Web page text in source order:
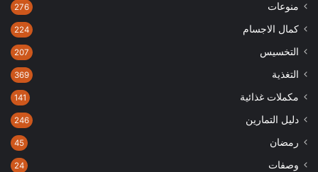
منوعات 276
كمال الاجسام 224
التخسيس 207
التغذية 369
مكملات غذائية 141
دليل التمارين 246
رمضان 45
وصفات 24